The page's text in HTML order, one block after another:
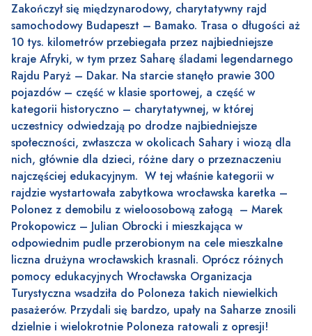
Zakończył się międzynarodowy, charytatywny rajd
samochodowy Budapeszt – Bamako. Trasa o długości aż
10 tys. kilometrów przebiegała przez najbiedniejsze
kraje Afryki, w tym przez Saharę śladami legendarnego
Rajdu Paryż – Dakar. Na starcie stanęło prawie 300
pojazdów – część w klasie sportowej, a część w
kategorii historyczno – charytatywnej, w której
uczestnicy odwiedzają po drodze najbiedniejsze
społeczności, zwłaszcza w okolicach Sahary i wiozą dla
nich, głównie dla dzieci, różne dary o przeznaczeniu
najczęściej edukacyjnym. W tej właśnie kategorii w
rajdzie wystartowała zabytkowa wrocławska karetka –
Polonez z demobilu z wieloosobową załogą – Marek
Prokopowicz – Julian Obrocki i mieszkająca w
odpowiednim pudle przerobionym na cele mieszkalne
liczna drużyna wrocławskich krasnali. Oprócz różnych
pomocy edukacyjnych Wrocławska Organizacja
Turystyczna wsadziła do Poloneza takich niewielkich
pasażerów. Przydali się bardzo, upały na Saharze znosili
dzielnie i wielokrotnie Poloneza ratowali z opresji!